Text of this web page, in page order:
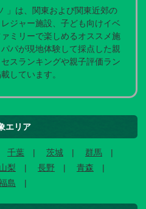
」は、関東および関東近郊の
ジャー施設、子ども向けイベ
ミリーで楽しめるオススメ施
パが現地体験して採点した親
スランキングや親子評価ラン
しています。
エリア
千葉 茨城
群馬
山梨 長野
青森
島